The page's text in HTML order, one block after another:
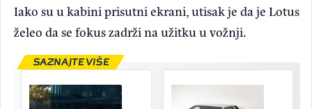
Iako su u kabini prisutni ekrani, utisak je da je Lotus
želeo da se fokus zadrži na užitku u vožnji.
SAZNAJTE VIŠE